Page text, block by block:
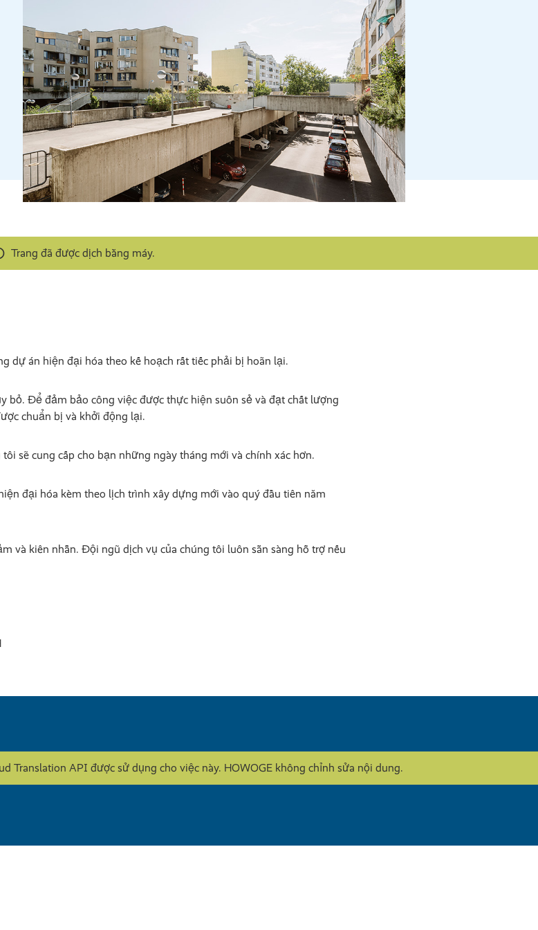
Trang đã được dịch bằng máy.
dự án hiện đại hóa theo kế hoạch rất tiếc phải bị hoãn lại.
bỏ. Để đảm bảo công việc được thực hiện suôn sẻ và đạt chất lượng
chuẩn bị và khởi động lại.
sẽ cung cấp cho bạn những ngày tháng mới và chính xác hơn.
đại hóa kèm theo lịch trình xây dựng mới vào quý đầu tiên năm
và kiên nhẫn. Đội ngũ dịch vụ của chúng tôi luôn sẵn sàng hỗ trợ nếu
Translation API được sử dụng cho việc này. HOWOGE không chỉnh sửa nội dung.